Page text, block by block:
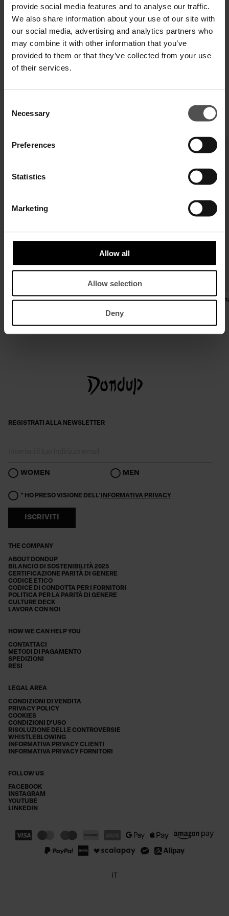
provide social media features and to analyse our traffic.
We also share information about your use of our site with
our social media, advertising and analytics partners who
may combine it with other information that you’ve
provided to them or that they’ve collected from your use
of their services.
Selection
Necessary
Preferences
Statistics
Marketing
Allow all
Allow selection
Deny
DIGITAL PRODUCT PASSPORT
TI POTREBBERO INTERESSARE ANCHE
Felpa girocollo regular in cotone
Pantaloni Mel loose in
THE COMPANY
ABOUT DONDUP
BILANCIO DI SOSTENIBILITÀ 2025
CERTIFICAZIONE PARITÀ DI GENERE
CODICE ETICO
CODICE DI CONDOTTA PER I FORNITORI
POLITICA PER LA PARITÀ DI GENERE
CULTURE DECK
LAVORA CON NOI
HOW WE CAN HELP YOU
CONTATTACI
METODI DI PAGAMENTO
SPEDIZIONI
RESI
LEGAL AREA
CONDIZIONI DI VENDITA
PRIVACY POLICY
COOKIES
CONDIZIONI D'USO
RISOLUZIONE DELLE CONTROVERSIE
WHISTLEBLOWING
INFORMATIVA PRIVACY CLIENTI
INFORMATIVA PRIVACY FORNITORI
FOLLOW US
FACEBOOK
INSTAGRAM
YOUTUBE
LINKEDIN
REGISTRATI ALLA NEWSLETTER
WOMEN MEN
* HO PRESO VISIONE DELL' INFORMATIVA PRIVACY
ISCRIVITI
IT